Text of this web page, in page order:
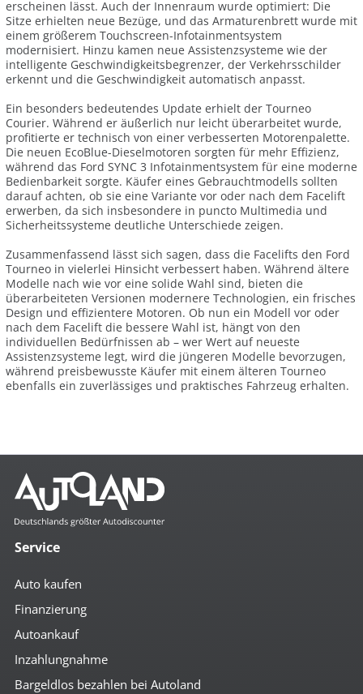
erscheinen lässt. Auch der Innenraum wurde optimiert: Die
Sitze erhielten neue Bezüge, und das Armaturenbrett wurde mit
einem größerem Touchscreen-Infotainmentsystem
modernisiert. Hinzu kamen neue Assistenzsysteme wie der
intelligente Geschwindigkeitsbegrenzer, der Verkehrsschilder
erkennt und die Geschwindigkeit automatisch anpasst.
Ein besonders bedeutendes Update erhielt der Tourneo
Courier. Während er äußerlich nur leicht überarbeitet wurde,
profitierte er technisch von einer verbesserten Motorenpalette.
Die neuen EcoBlue-Dieselmotoren sorgten für mehr Effizienz,
während das Ford SYNC 3 Infotainmentsystem für eine moderne
Bedienbarkeit sorgte. Käufer eines Gebrauchtmodells sollten
darauf achten, ob sie eine Variante vor oder nach dem Facelift
erwerben, da sich insbesondere in puncto Multimedia und
Sicherheitssysteme deutliche Unterschiede zeigen.
Zusammenfassend lässt sich sagen, dass die Facelifts den Ford
Tourneo in vielerlei Hinsicht verbessert haben. Während ältere
Modelle nach wie vor eine solide Wahl sind, bieten die
überarbeiteten Versionen modernere Technologien, ein frisches
Design und effizientere Motoren. Ob nun ein Modell vor oder
nach dem Facelift die bessere Wahl ist, hängt von den
individuellen Bedürfnissen ab – wer Wert auf neueste
Assistenzsysteme legt, wird die jüngeren Modelle bevorzugen,
während preisbewusste Käufer mit einem älteren Tourneo
ebenfalls ein zuverlässiges und praktisches Fahrzeug erhalten.
Service
Auto kaufen
Finanzierung
Autoankauf
Inzahlungnahme
Bargeldlos bezahlen bei Autoland